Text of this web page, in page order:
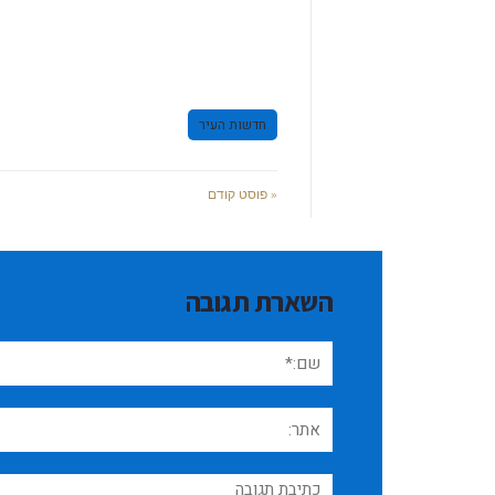
חדשות העיר
« פוסט קודם
השארת תגובה
שם:*
אתר:
תגובה